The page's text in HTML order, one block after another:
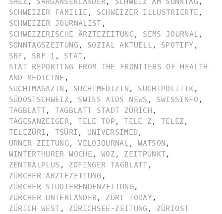
SCHWEIZER FAMILIE , SCHWEIZER ILLUSTRIERTE ,
SCHWEIZER JOURNALIST ,
SCHWEIZERISCHE ÄRZTEZEITUNG, SEMS-JOURNAL ,
SONNTAGSZEITUNG, SOZIAL AKTUELL , SPOTIFY ,
SRF , SRF 1 , STAT,
STAT REPORTING FROM THE FRONTIERS OF HEALTH
AND MEDICINE ,
SUCHTMAGAZIN , SUCHTMEDIZIN , SUCHTPOLITIK ,
SÜDOSTSCHWEIZ , SWISS AIDS NEWS , SWISSINFO ,
TAGBLATT, TAGBLATT STADT ZÜRICH ,
TAGESANZEIGER, TELE TOP, TELE Z , TELEZ ,
TELEZÜRI , TSÜRI , UNIVERSIMED ,
URNER ZEITUNG, VELOJOURNAL , WATSON ,
WINTERTHURER WOCHE , WOZ , ZEITPUNKT,
ZENTRALPLUS , ZOFINGER TAGBLATT ,
ZÜRCHER ÄRZTEZEITUNG ,
ZÜRCHER STUDIERENDENZEITUNG,
ZÜRCHER UNTERLÄNDER, ZÜRI TODAY,
ZÜRICH WEST , ZÜRICHSEE-ZEITUNG , ZÜRIOST